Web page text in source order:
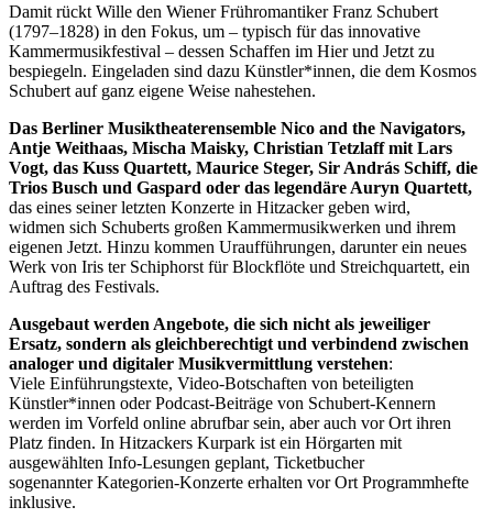
Damit rückt Wille den Wiener Frühromantiker Franz Schubert
(1797–1828) in den Fokus, um – typisch für das innovative
Kammermusikfestival – dessen Schaffen im Hier und Jetzt zu
bespiegeln. Eingeladen sind dazu Künstler*innen, die dem Kosmos
Schubert auf ganz eigene Weise nahestehen.
Das Berliner Musiktheaterensemble Nico and the Navigators,
Antje Weithaas, Mischa Maisky, Christian Tetzlaff mit Lars
Vogt, das Kuss Quartett, Maurice Steger, Sir András Schiff, die
Trios Busch und Gaspard oder das legendäre Auryn Quartett,
das eines seiner letzten Konzerte in Hitzacker geben wird,
widmen sich Schuberts großen Kammermusikwerken und ihrem
eigenen Jetzt. Hinzu kommen Uraufführungen, darunter ein neues
Werk von Iris ter Schiphorst für Blockflöte und Streichquartett, ein
Auftrag des Festivals.
Ausgebaut werden Angebote, die sich nicht als jeweiliger
Ersatz, sondern als gleichberechtigt und verbindend zwischen
analoger und digitaler Musikvermittlung verstehen:
Viele Einführungstexte, Video-Botschaften von beteiligten
Künstler*innen oder Podcast-Beiträge von Schubert-Kennern
werden im Vorfeld online abrufbar sein, aber auch vor Ort ihren
Platz finden. In Hitzackers Kurpark ist ein Hörgarten mit
ausgewählten Info-Lesungen geplant, Ticketbucher
sogenannter Kategorien-Konzerte erhalten vor Ort Programmhefte
inklusive.